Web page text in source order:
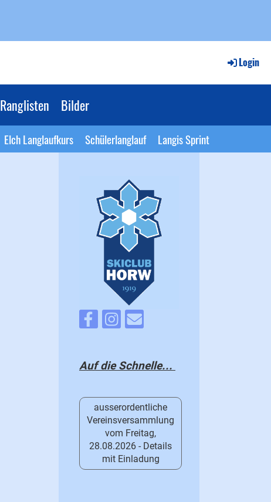
Login
Ranglisten Bilder
Elch Langlaufkurs Schülerlanglauf Langis Sprint
Auf die Schnelle...
ausserordentliche
Vereinsversammlung
vom Freitag,
28.08.2026 - Details
mit Einladung